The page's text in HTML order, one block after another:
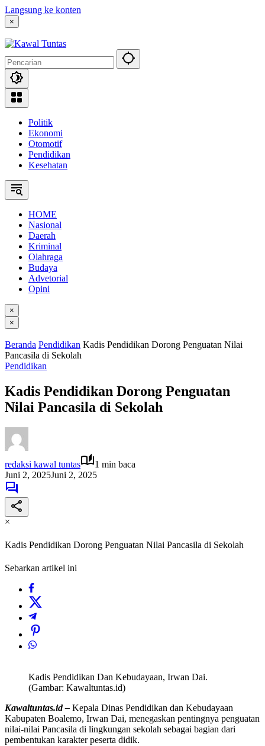
Langsung ke konten
×
Politik
Ekonomi
Otomotif
Pendidikan
Kesehatan
HOME
Nasional
Daerah
Kriminal
Olahraga
Budaya
Advetorial
Opini
×
×
Beranda Pendidikan Kadis Pendidikan Dorong Penguatan Nilai
Pancasila di Sekolah
Pendidikan
Kadis Pendidikan Dorong Penguatan
Nilai Pancasila di Sekolah
redaksi kawal tuntas
1 min baca
Juni 2, 2025Juni 2, 2025
×
Kadis Pendidikan Dorong Penguatan Nilai Pancasila di Sekolah
Sebarkan artikel ini
Kadis Pendidikan Dan Kebudayaan, Irwan Dai.
(Gambar: Kawaltuntas.id)
Kawaltuntas.id – Kepala Dinas Pendidikan dan Kebudayaan
Kabupaten Boalemo, Irwan Dai, menegaskan pentingnya penguatan
nilai-nilai Pancasila di lingkungan sekolah sebagai bagian dari
pembentukan karakter peserta didik.